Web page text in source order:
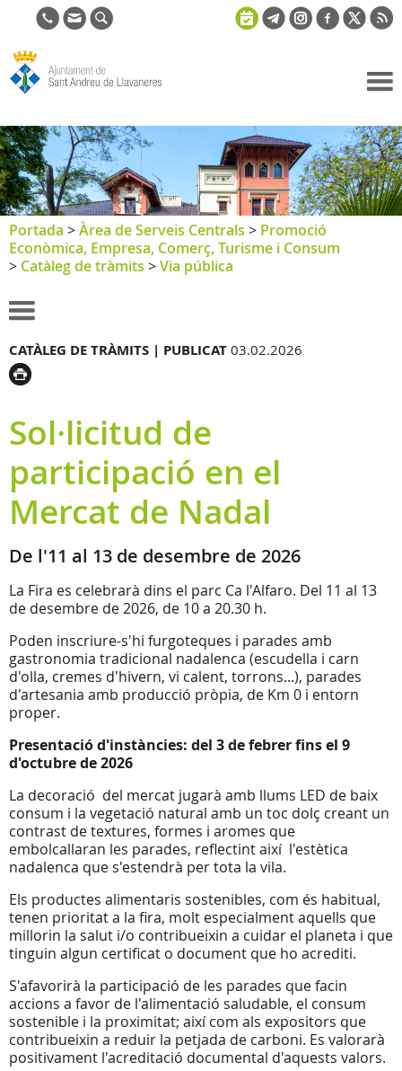
de Sant
Andreu de
Llavaneres
Portada >Àrea de Serveis Centrals > Promoció
Econòmica, Empresa, Comerç, Turisme i Consum
> Catàleg de tràmits >Via pública
CATÀLEG DE TRÀMITS | PUBLICAT 03.02.2026
Sol·licitud de
participació en el
Mercat de Nadal
De l'11 al 13 de desembre de 2026
La Fira es celebrarà dins el parc Ca l'Alfaro. Del 11 al 13
de desembre de 2026, de 10 a 20.30 h.
Poden inscriure-s'hi furgoteques i parades amb
gastronomia tradicional nadalenca (escudella i carn
d'olla, cremes d'hivern, vi calent, torrons...), parades
d'artesania amb producció pròpia, de Km 0 i entorn
proper.
Presentació d'instàncies: del 3 de febrer fins el 9
d'octubre de 2026
La decoració del mercat jugarà amb llums LED de baix
consum i la vegetació natural amb un toc dolç creant un
contrast de textures, formes i aromes que
embolcallaran les parades, reflectint així l'estètica
nadalenca que s'estendrà per tota la vila.
Els productes alimentaris sostenibles, com és habitual,
tenen prioritat a la fira, molt especialment aquells que
millorin la salut i/o contribueixin a cuidar el planeta i que
tinguin algun certificat o document que ho acrediti.
S'afavorirà la participació de les parades que facin
accions a favor de l'alimentació saludable, el consum
sostenible i la proximitat; així com als expositors que
contribueixin a reduir la petjada de carboni. Es valorarà
positivament l'acreditació documental d'aquests valors.